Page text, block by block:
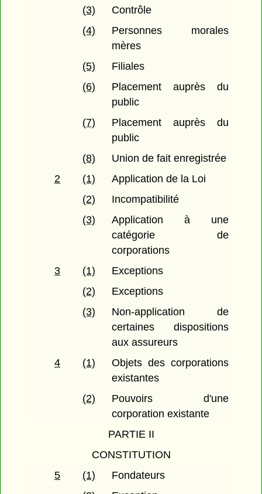
(3)
Contrôle
(4)
Personnes morales
mères
(5)
Filiales
(6)
Placement auprès du
public
(7)
Placement auprès du
public
(8)
Union de fait enregistrée
2
(1)
Application de la Loi
(2)
Incompatibilité
(3)
Application à une
catégorie de
corporations
3
(1)
Exceptions
(2)
Exceptions
(3)
Non-application de
certaines dispositions
aux assureurs
4
(1)
Objets des corporations
existantes
(2)
Pouvoirs d'une
corporation existante
PARTIE II
CONSTITUTION
5
(1)
Fondateurs